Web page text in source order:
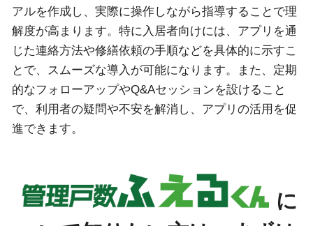
アルを作成し、実際に操作しながら指導することで理
解度が高まります。特に入居者向けには、アプリを通
じた連絡方法や修繕依頼の手順などを具体的に示すこ
とで、スムーズな導入が可能になります。また、定期
的なフォローアップやQ&Aセッションを設けること
で、利用者の疑問や不安を解消し、アプリの活用を促
進できます。
に